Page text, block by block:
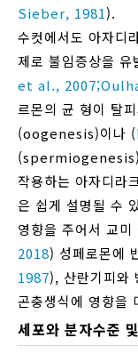
Sieber, 1981).
수컷에서도 아자디
제로 불임증상을 유
et al., 2007;
르몬의 균 형이 탈
(oogenesis)이나 (
(spermiogenesis)
작용하는 아자디라
은 쉽게 설명될 수
영향을 주어서 교
2018) 성페로몬에
1987), 산란기피와
곤충생식에 영향을
세포와 분자수준